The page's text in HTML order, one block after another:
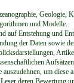
Geologie,
und Modelle.
auf Entstehung und
der Daten sowie
um diese
deren Bewertung